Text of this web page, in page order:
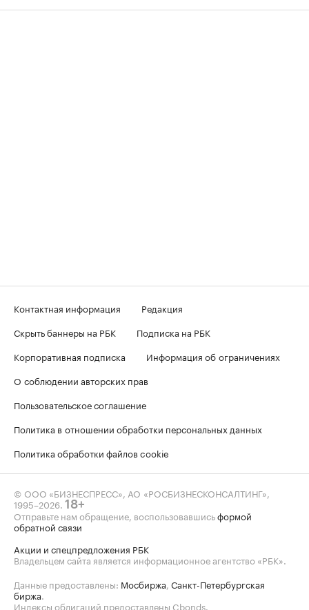
Контактная информация
Редакция
Скрыть баннеры на РБК
Подписка на РБК
Корпоративная подписка
Информация об ограничениях
О соблюдении авторских прав
Пользовательское соглашение
Политика в отношении обработки персональных данных
Политика обработки файлов cookie
© ООО «БИЗНЕСПРЕСС», АО «РОСБИЗНЕСКОНСАЛТИНГ»,
1995–2026 18+
Отправьте нам обращение, воспользовавшисьформой
обратной связи
Акции и спецпредложения РБК
Владельцем сайта является информационное агентство «РБК».
Данные предоставлены: Мосбиржа Санкт-Петербургская
биржа
Индексы облигаций предоставлены Cbonds.